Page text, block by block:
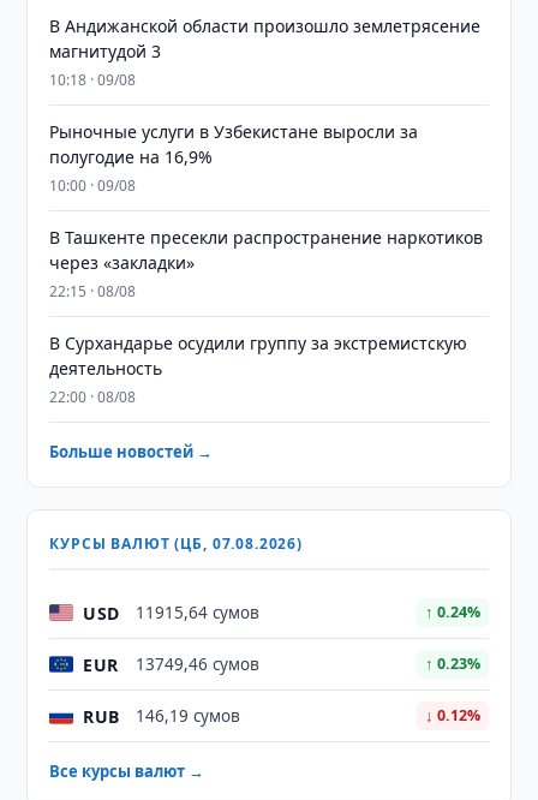
В Андижанской области произошло землетрясение
магнитудой 3
10:18 · 09/08
Рыночные услуги в Узбекистане выросли за
полугодие на 16,9%
10:00 · 09/08
В Ташкенте пресекли распространение наркотиков
через «закладки»
22:15 · 08/08
В Сурхандарье осудили группу за экстремистскую
деятельность
22:00 · 08/08
Больше новостей →
КУРСЫ ВАЛЮТ (ЦБ, 07.08.2026)
USD 11915,64 сумов ↑ 0.24%
EUR 13749,46 сумов ↑ 0.23%
RUB 146,19 сумов ↓ 0.12%
Все курсы валют →